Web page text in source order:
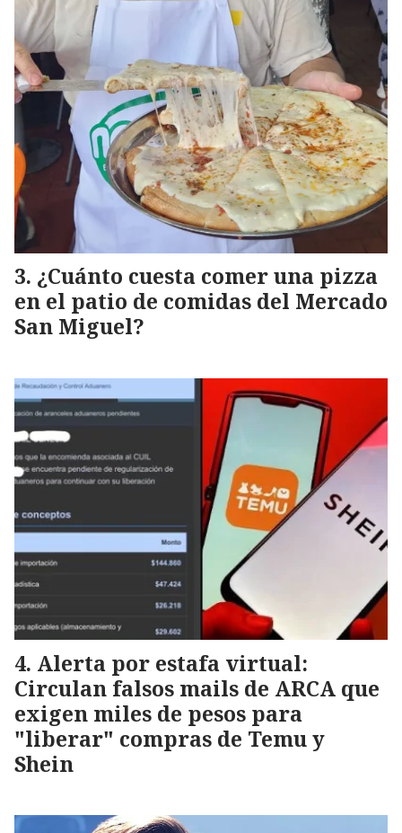
¿Cuánto cuesta comer una pizza
en el patio de comidas del Mercado
San Miguel?
Alerta por estafa virtual:
Circulan falsos mails de ARCA que
exigen miles de pesos para
"liberar" compras de Temu y
Shein